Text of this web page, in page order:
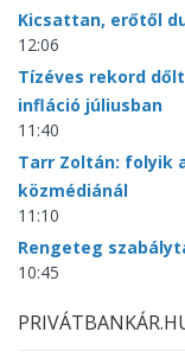
Kicsattan, erőtől
12:06
Tízéves rekord
infláció júliusban
11:40
Tarr Zoltán: folyik
közmédiánál
11:10
Rengeteg
10:45